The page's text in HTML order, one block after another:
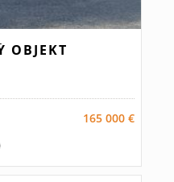
OBJEKT
165 000 €